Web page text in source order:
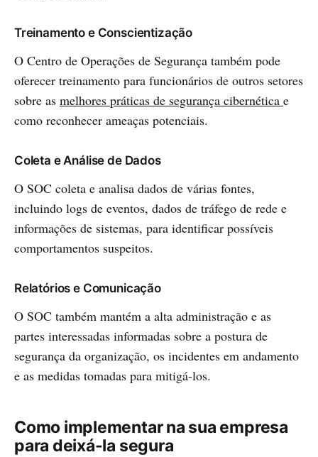
Treinamento e Conscientização
O Centro de Operações de Segurança também pode
oferecer treinamento para funcionários de outros setores
sobre as melhores práticas de segurança cibernética e
como reconhecer ameaças potenciais.
Coleta e Análise de Dados
O SOC coleta e analisa dados de várias fontes,
incluindo logs de eventos, dados de tráfego de rede e
informações de sistemas, para identificar possíveis
comportamentos suspeitos.
Relatórios e Comunicação
O SOC também mantém a alta administração e as
partes interessadas informadas sobre a postura de
segurança da organização, os incidentes em andamento
e as medidas tomadas para mitigá-los.
Como implementar na sua empresa
para deixá-la segura